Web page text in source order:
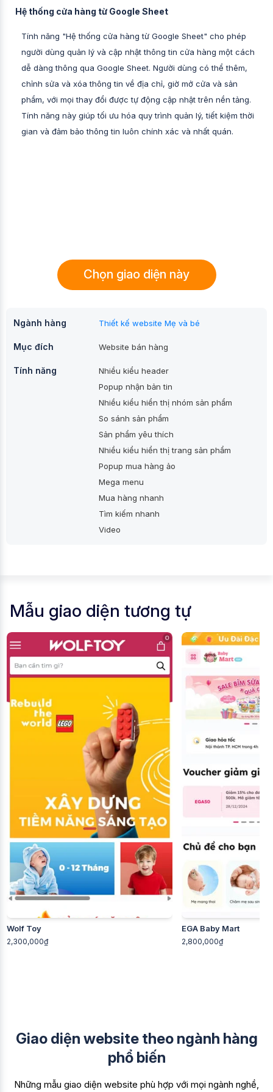
Hệ thống cửa hàng từ Google Sheet
Tính năng "Hệ thống cửa hàng từ Google Sheet" cho phép
người dùng quản lý và cập nhật thông tin cửa hàng một cách
dễ dàng thông qua Google Sheet. Người dùng có thể thêm,
chỉnh sửa và xóa thông tin về địa chỉ, giờ mở cửa và sản
phẩm, với mọi thay đổi được tự động cập nhật trên nền tảng.
Tính năng này giúp tối ưu hóa quy trình quản lý, tiết kiệm thời
gian và đảm bảo thông tin luôn chính xác và nhất quán.
Chọn giao diện này
Ngành hàng Thiết kế website Mẹ và bé
Mục đích Website bán hàng
Tính năng
Nhiều kiểu header
Popup nhận bản tin
Nhiều kiểu hiển thị nhóm sản phẩm
So sánh sản phẩm
Sản phẩm yêu thích
Nhiều kiểu hiển thị trang sản phẩm
Popup mua hàng ảo
Mega menu
Mua hàng nhanh
Tìm kiếm nhanh
Video
Mẫu giao diện tương tự
Wolf Toy
2,300,000₫
EGA Baby Mart
2,800,000₫
Giao diện website theo ngành hàng
phổ biến
Những mẫu giao diện website phù hợp với mọi ngành nghề,